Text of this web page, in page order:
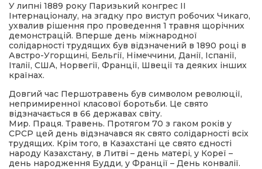
У липні 1889 року Паризький конгрес II
Інтернаціоналу, на згадку про виступ робочих Чикаго,
ухвалив рішення про проведення 1 травня щорічних
демонстрацій. Вперше день міжнародної
солідарності трудящих був відзначений в 1890 році в
Австро-Угорщині, Бельгії, Німеччини, Данії, Іспанії,
Італії, США, Норвегії, Франції, Швеції та деяких інших
країнах.
Довгий час Першотравень був символом революції,
непримиренної класової боротьби. Це свято
відзначається в 66 державах світу.
Мир. Праця. Травень. Протягом 70 з гаком років у
СРСР цей день відзначався як свято солідарності всіх
трудящих. Крім того, в Казахстані це свято єдності
народу Казахстану, в Литві – день матері, у Кореї –
день народження Будди, у Франції – День конвалії.